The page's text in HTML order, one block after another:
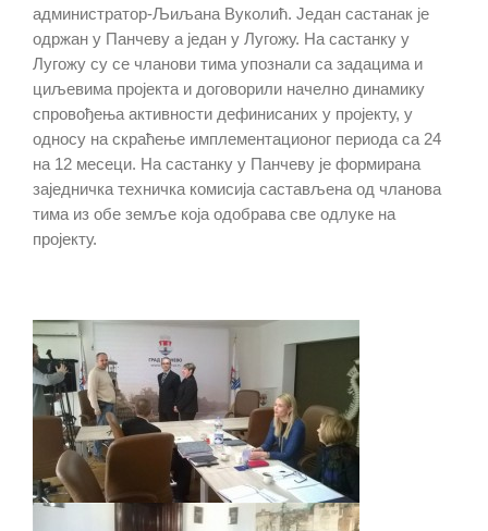
администратор-Љиљана Вуколић. Један састанак је
одржан у Панчеву а један у Лугожу. На састанку у
Лугожу су се чланови тима упознали са задацима и
циљевима пројекта и договорили начелно динамику
спровођења активности дефинисаних у пројекту, у
односу на скраћење имплементационог периода са 24
на 12 месеци. На састанку у Панчеву је формирана
заједничка техничка комисија састављена од чланова
тима из обе земље која одобрава све одлуке на
пројекту.